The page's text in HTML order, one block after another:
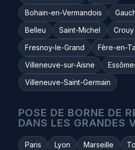
Bohain-en-Vermandois
Belleu
Saint-Michel
Crouy
Fresnoy-le-Grand
Fère-en-
Villeneuve-sur-Aisne
Villeneuve-Saint-Germain
POSE DE BORNE DE
DANS LES GRANDES
Paris Lyon Marseille